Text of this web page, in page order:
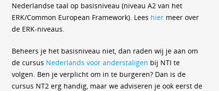
Nederlandse taal op basisniveau (niveau A2 van het
ERK/Common European Framework). Lees hier meer over
de ERK-niveaus.
Beheers je het basisniveau niet, dan raden wij je aan om
de cursus Nederlands voor anderstaligen bij NTI te
volgen. Ben je verplicht om in te burgeren? Dan is de
cursus NT2 erg handig, maar we adviseren je ook eerst de